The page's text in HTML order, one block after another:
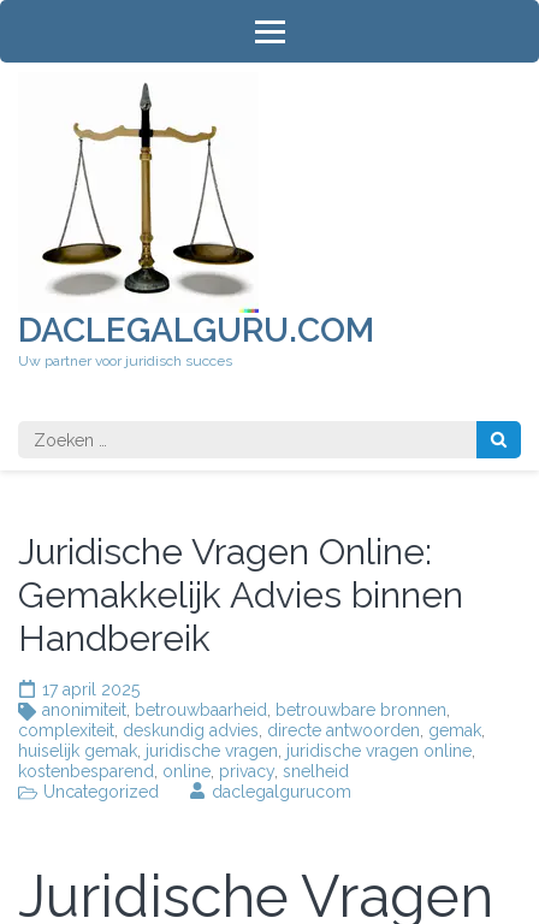
Ga
inhoud
DACLEGALGURU.COM
Uw partner voor juridisch succes
Zoeken
naar:
Juridische Vragen Online:
Gemakkelijk Advies binnen
Handbereik
17 april 2025
anonimiteit betrouwbaarheid betrouwbare bronnen
complexiteit deskundig advies directe antwoorden gemak
huiselijk gemak juridische vragen juridische vragen online
kostenbesparend
online privacy snelheid
Uncategorized
daclegalgurucom
Juridische Vragen